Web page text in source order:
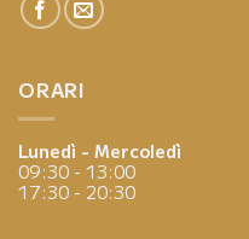
ORARI
Lunedì - Mercoledì
09:30 - 13:00
17:30 - 20:30